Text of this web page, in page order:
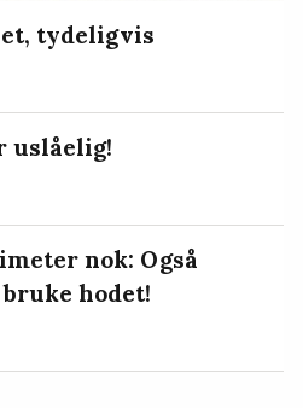
tydeligvis
uslåelig!
nok: Også
hodet!